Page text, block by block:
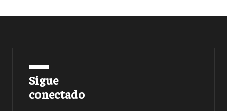
Sigue
conectado